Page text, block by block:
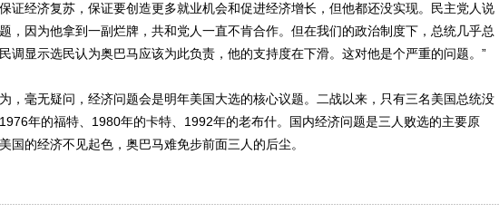
证经济复苏，保证要创造更多就业机会和促进经济增长，但他都还没实现。民主党人说
，因为他拿到一副烂牌，共和党人一直不肯合作。但在我们的政治制度下，总统几乎总
调显示选民认为奥巴马应该为此负责，他的支持度在下滑。这对他是个严重的问题。”
毫无疑问，经济问题会是明年美国大选的核心议题。二战以来，只有三名美国总统没
年的福特、1980年的卡特、1992年的老布什。国内经济问题是三人败选的主要原
国的经济不见起色，奥巴马难免步前面三人的后尘。